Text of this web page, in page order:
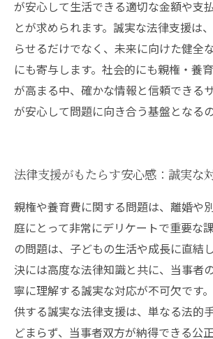
が安心して生活できる適切な金額や支
とが求められます。誠実な法律支援は
らせるだけでなく、未来に向けた健全
にも寄与します。社会的にも親権・養
が高まる中、確かな情報と信頼できる
が安心して問題に向き合う基盤となるの
法律支援がもたらす安心感：誠実な
親権や養育費に関する問題は、離婚や
庭にとって非常にデリケートで重要な
の問題は、子どもの生活や成長に直結
決には高度な法律知識と共に、当事者
寧に理解する誠実な対応が不可欠です
供する誠実な法律支援は、単なる法的
どまらず、当事者双方が納得できる公